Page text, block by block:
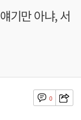
기만 아냐, 서
0